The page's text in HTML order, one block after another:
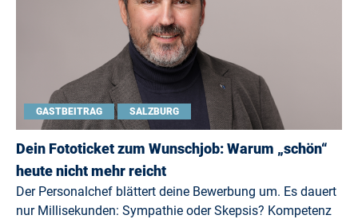
GASTBEITRAG SALZBURG
Dein Fototicket zum Wunschjob: Warum „schön“
heute nicht mehr reicht
Der Personalchef blättert deine Bewerbung um. Es dauert
nur Millisekunden: Sympathie oder Skepsis? Kompetenz